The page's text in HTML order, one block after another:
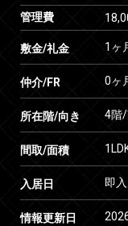
管理費
敷金/礼金 1ヶ
仲介/FR 0ヶ
所在階/向き 4階
間取/面積
入居日 即
情報更新日